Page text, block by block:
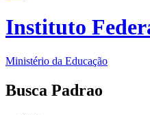
Instituto
Ministério da Educação
Busca Padrao